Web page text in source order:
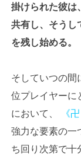
掛けられた彼は
共有し、そうし
を残し始める。
そしていつの間
位プレイヤーに
において、
《
強力な要素の一
ち回り次第で十